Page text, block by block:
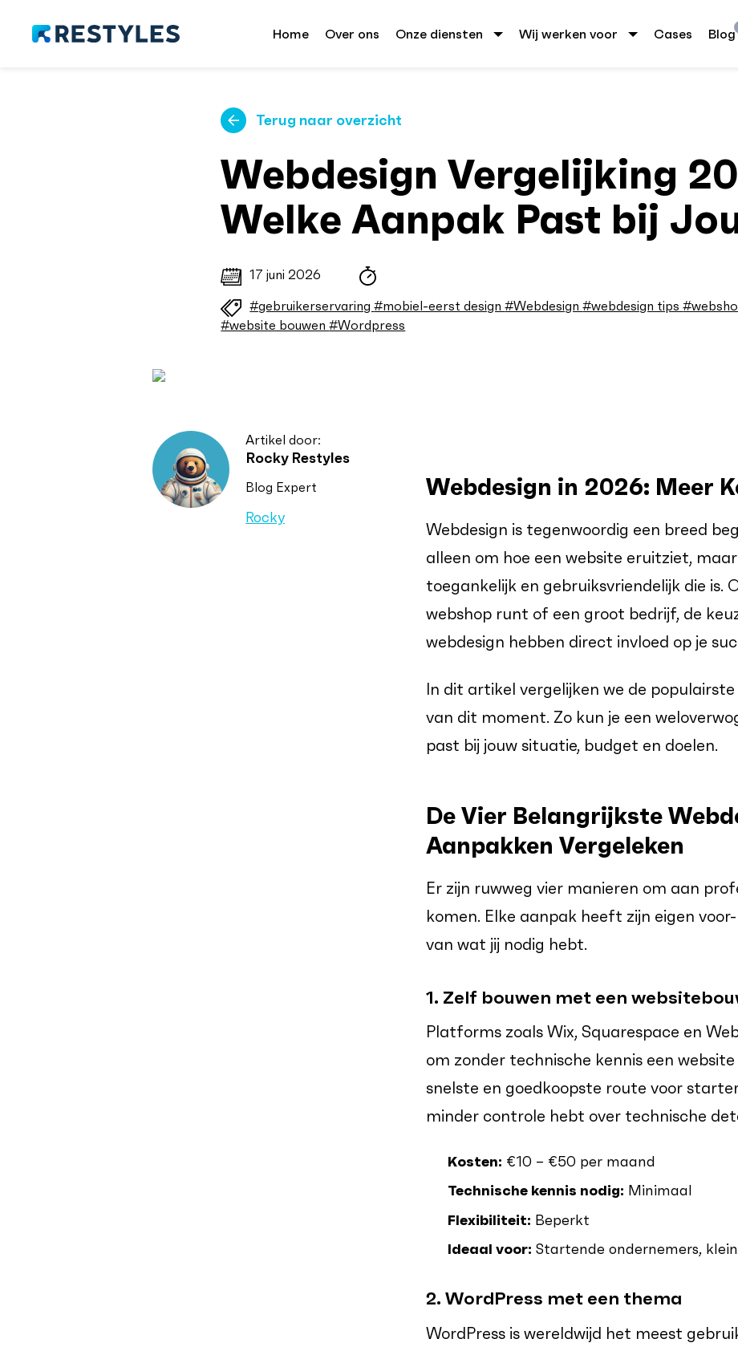
Home Over ons Onze diensten Wij werken voor Cases Blog
Terug naar overzicht
Webdesign Vergelijking
Welke Aanpak Past bij
17 juni 2026
#gebruikerservaring#mobiel-eerst design#Webdesign#webdesign tips
#website bouwen#Wordpress
Artikel door:
Rocky Restyles
Blog Expert
Rocky
Webdesign in 2026: Meer
Webdesign is tegenwoordig een breed
alleen om hoe een website eruitziet,
toegankelijk en gebruiksvriendelijk die is.
webshop runt of een groot bedrijf, de
webdesign hebben direct invloed op je
In dit artikel vergelijken we de
van dit moment. Zo kun je een
past bij jouw situatie, budget en doelen.
De Vier Belangrijkste
Aanpakken Vergeleken
Er zijn ruwweg vier manieren om aan
komen. Elke aanpak heeft zijn eigen
van wat jij nodig hebt.
1. Zelf bouwen met een
Platforms zoals Wix, Squarespace en
om zonder technische kennis een
snelste en goedkoopste route voor
minder controle hebt over technische
Kosten: €10 – €50 per maand
Technische kennis nodig: Minimaal
Flexibiliteit: Beperkt
Ideaal voor: Startende ondernemers,
2. WordPress met een thema
WordPress is wereldwijd het meest